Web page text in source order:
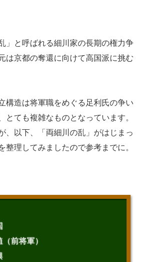
」と呼ばれる細川家の長期の権力争
は京都の奪還に向けて高国派に挑む
構造は将軍職をめぐる足利氏の争い
とても複雑なものとなっています。
、以下、「両細川の乱」がはじまっ
整理してみましたので参考までに。
前将軍）